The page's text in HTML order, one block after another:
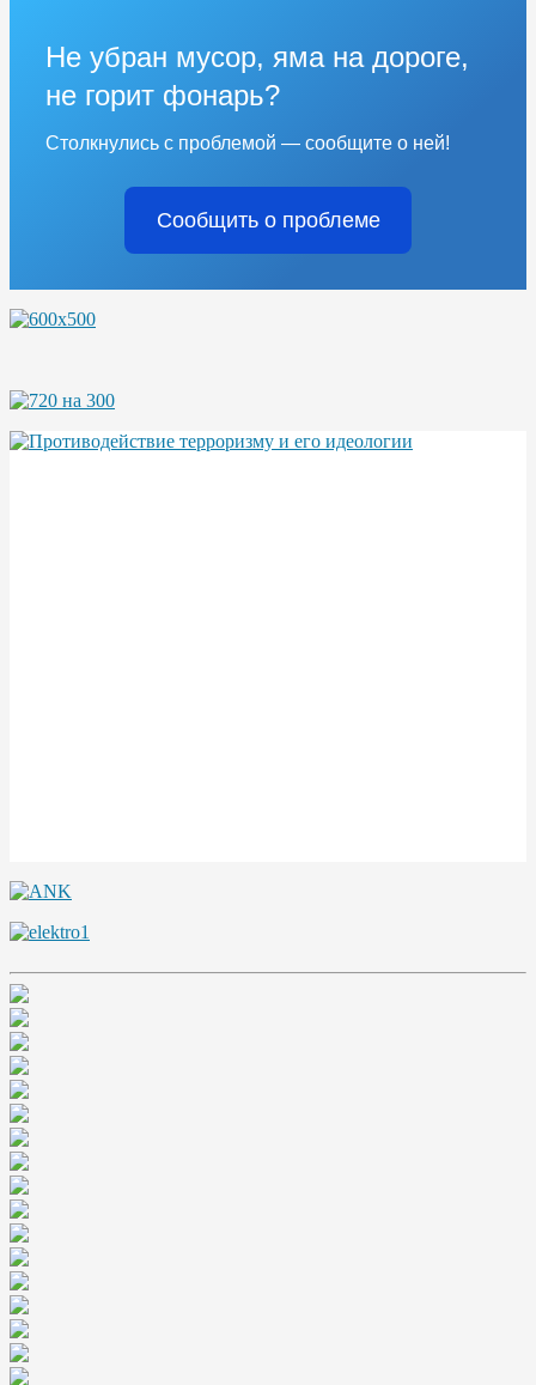
Не убран мусор, яма на дороге,
не горит фонарь?
Столкнулись с проблемой — сообщите о ней!
Сообщить о проблеме